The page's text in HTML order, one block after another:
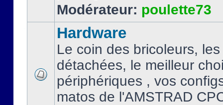
Modérateur: poulette73
Hardware
Le coin des bricoleurs,
détachées, le meilleur
périphériques , vos
matos de l'AMSTRAD